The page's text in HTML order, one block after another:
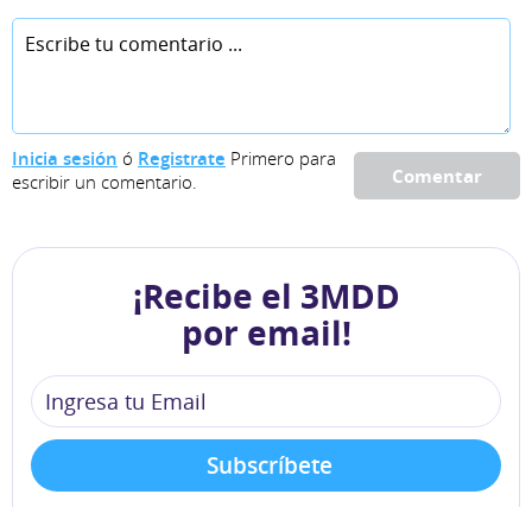
Comentar
Inicia sesión ó Registrate Primero para
escribir un comentario.
¡Recibe el 3MDD
por email!